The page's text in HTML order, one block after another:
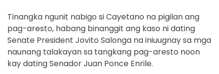
Tinangka ngunit nabigo si Cayetano na pigilan ang
pag-aresto, habang binanggit ang kaso ni dating
Senate President Jovito Salonga na iniuugnay sa mga
naunang talakayan sa tangkang pag-aresto noon
kay dating Senador Juan Ponce Enrile.